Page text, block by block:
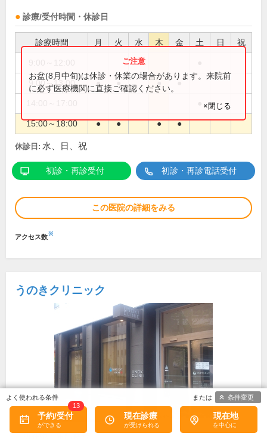
診療/受付時間・休診日
診療時間 月 火 水 木 金 土 日 祝
9:00～13:00 ● ● ● ●
15:00～18:00 ● ● ● ●
お盆(8月中旬)は休診・休業の場合があります。来院前
に必ず医療機関に直接ご確認ください。
×閉じる
休診日: 水、日、祝
初診・再診受付 初診・再診電話受付
この医院の詳細をみる
アクセス数※
うのきクリニック
予約/受付
13
現在診療 現在地
条件変更